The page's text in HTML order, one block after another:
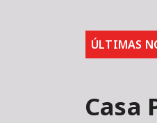
ÚLTIMAS
de sarampo; 16 não se
Casa